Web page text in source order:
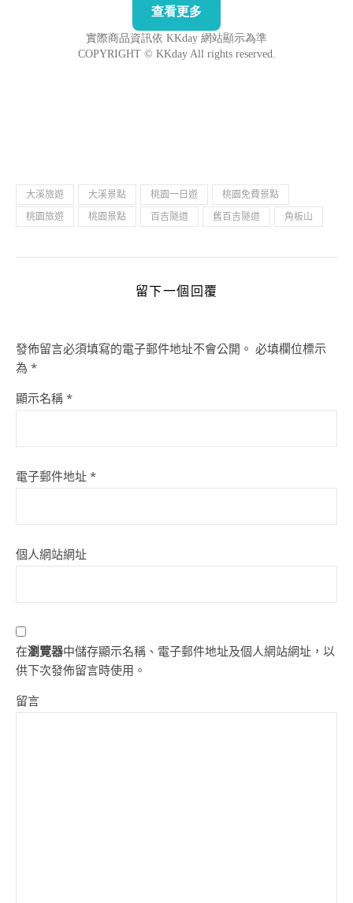
大溪旅遊 大溪景點 桃園一日遊
桃園免費景點
桃園旅遊
桃園景點 百吉隧道 舊百吉隧道 角板山
留下一個回覆
發佈留言必須填寫的電子郵件地址不會公開。 必填欄位標示
為 *
顯示名稱 *
電子郵件地址 *
個人網站網址
在瀏覽器中儲存顯示名稱、電子郵件地址及個人網站網址，以
供下次發佈留言時使用。
留言